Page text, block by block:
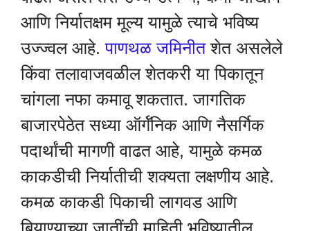
आणि निर्यातक्षम मूल्य यामुळे त्याचे भविष्य
उज्ज्वल आहे.पाणथळ जमिनीतशेत असलेले
किंवा तलावाजवळील शेतकरी या पिकातून
चांगला नफा कमावू शकतात. जागतिक
बाजारपेठेत सध्या ऑर्गॅनिक आणि नैसर्गिक
पदार्थांची मागणी वाढत आहे, यामुळे कमळ
काकडीची निर्यातीची शक्यता लक्षणीय आहे.
कमळ काकडी पिकाची लागवड आणि